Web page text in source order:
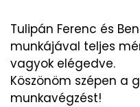
Tulipán Ferenc és
munkájával teljes
vagyok elégedve.
Köszönöm szépen a
munkavégzést!